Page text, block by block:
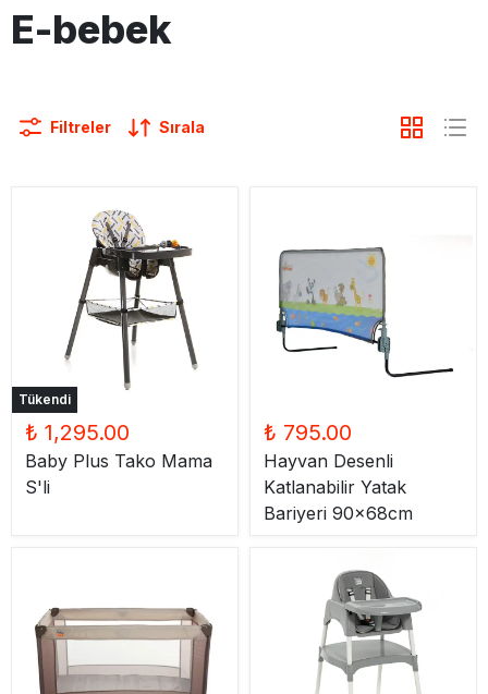
E-bebek
Filtreler Sırala
Tükendi
₺ 1,295.00
Baby Plus Tako Mama
S'li
₺ 795.00
Hayvan Desenli
Katlanabilir Yatak
Bariyeri 90x68cm